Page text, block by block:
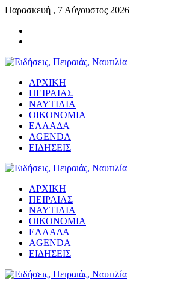
Παρασκευή , 7 Αύγουστος 2026
ΑΡΧΙΚΗ
ΠΕΙΡΑΙΑΣ
ΝΑΥΤΙΛΙΑ
ΟΙΚΟΝΟΜΙΑ
ΕΛΛΑΔΑ
AGENDA
ΕΙΔΗΣΕΙΣ
ΑΡΧΙΚΗ
ΠΕΙΡΑΙΑΣ
ΝΑΥΤΙΛΙΑ
ΟΙΚΟΝΟΜΙΑ
ΕΛΛΑΔΑ
AGENDA
ΕΙΔΗΣΕΙΣ